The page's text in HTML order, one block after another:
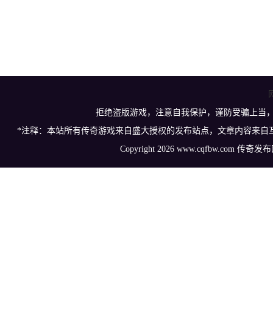
拒绝盗版游戏，注意自我保护，谨防受骗上当
*注释：本站所有传奇游戏来自盛大授权的发布站点，文章内容来
Copyright 2026 www.cqfbw.com 传奇发